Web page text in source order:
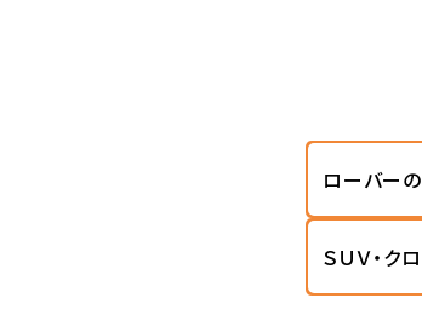
ローバー
ＳＵＶ・ク